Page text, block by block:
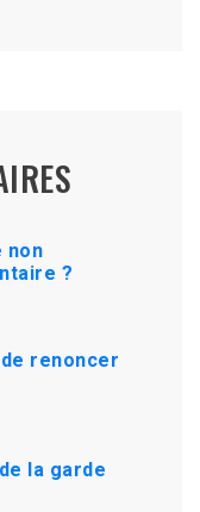
non
?
renoncer
la garde